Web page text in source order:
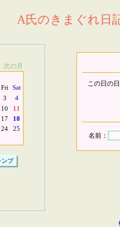
A氏のきまぐれ日
次の月
Fri Sat
3
4
10
11
17
18
24
25
この日の
名前：